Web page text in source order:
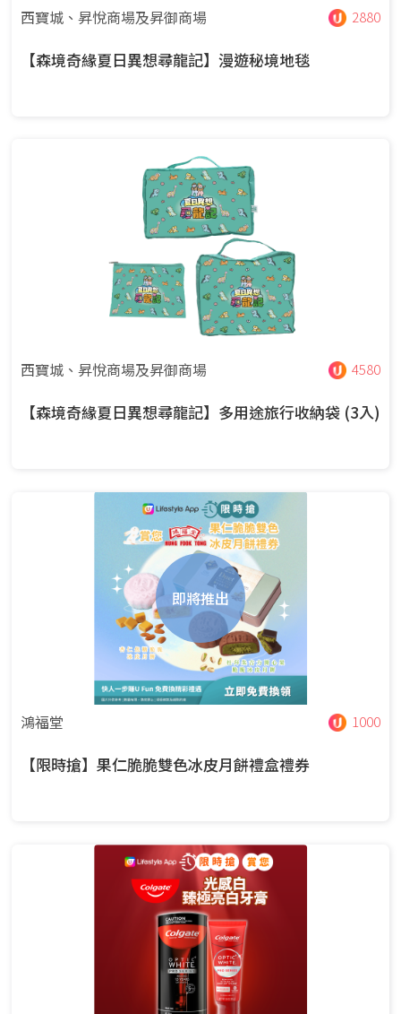
西寶城、昇悅商場及昇御商場 2880
【森境奇緣夏日異想尋龍記】漫遊秘境地毯
西寶城、昇悅商場及昇御商場 4580
【森境奇緣夏日異想尋龍記】多用途旅行收納袋 (3入)
即將推出
鴻福堂 1000
【限時搶】果仁脆脆雙色冰皮月餅禮盒禮券